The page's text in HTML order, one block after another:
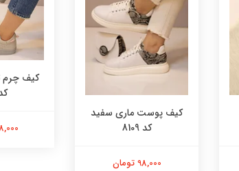
کیف پوست ماری سفید
کد 8109
98,000 تومان
کیف
کد
198,000